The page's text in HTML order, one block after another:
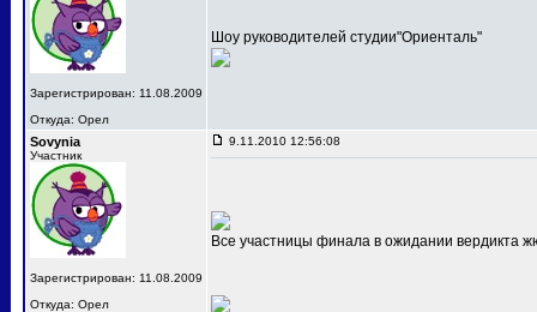
Зарегистрирован: 11.08.2009
Откуда: Орел
Шоу руководителей студии"Ориенталь"
Sovynia
Участник
Зарегистрирован: 11.08.2009
Откуда: Орел
9.11.2010 12:56:08
Все участницы финала в ожидании вердикта